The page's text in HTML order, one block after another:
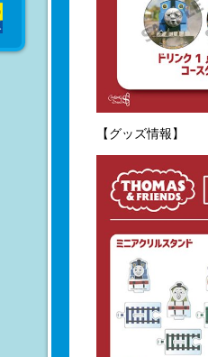
【グッズ情報】